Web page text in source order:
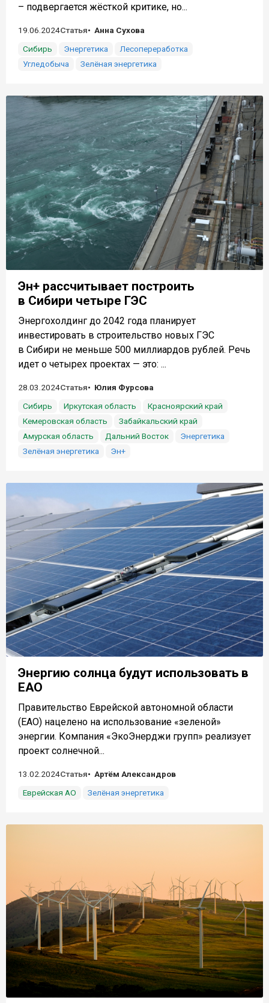
– подвергается жёсткой критике, но...
19.06.2024Статья
Анна Сухова
Сибирь
Энергетика
Лесопереработка
Угледобыча
Зелёная энергетика
Эн+ рассчитывает построить
в Сибири четыре ГЭС
Энергохолдинг до 2042 года планирует
инвестировать в строительство новых ГЭС
в Сибири не меньше 500 миллиардов рублей. Речь
идет о четырех проектах — это: ...
28.03.2024Статья
Юлия Фурсова
Сибирь
Иркутская область
Красноярский край
Кемеровская область
Забайкальский край
Амурская область
Дальний Восток
Энергетика
Зелёная энергетика
Эн+
Энергию солнца будут использовать в
ЕАО
Правительство Еврейской автономной области
(ЕАО) нацелено на использование «зеленой»
энергии. Компания «ЭкоЭнерджи групп» реализует
проект солнечной...
13.02.2024Статья
Артём Александров
Еврейская АО
Зелёная энергетика